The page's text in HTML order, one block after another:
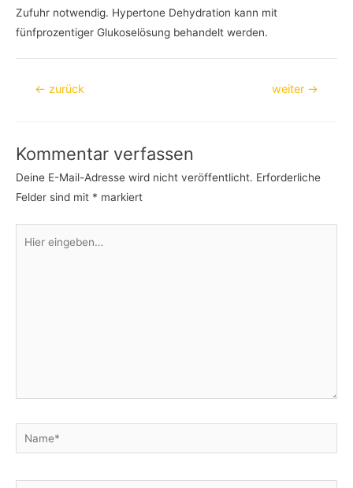
Zufuhr notwendig. Hypertone Dehydration kann mit
fünfprozentiger Glukoselösung behandelt werden.
Beitragsnavigation
← zurück weiter →
Kommentar verfassen
Deine E-Mail-Adresse wird nicht veröffentlicht. Erforderliche
Felder sind mit * markiert
eingeben…
Name*